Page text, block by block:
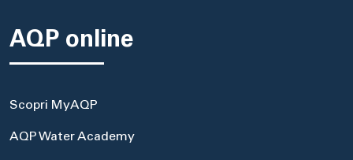
AQP online
Scopri MyAQP
AQP Water Academy